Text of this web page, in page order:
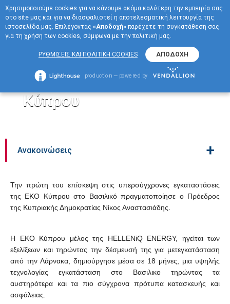
ΜΕΝΟΥ
EN
Επίσκεψη του Προέδρου
της Δημοκρατίας στις
εγκαταστάσεις της ΕΚΟ
Κύπρου
Ανακοινώσεις +
Την πρώτη του επίσκεψη στις υπερσύγχρονες εγκαταστάσεις
της ΕΚΟ Κύπρου στο Βασιλικό πραγματοποίησε ο Πρόεδρος
της Κυπριακής Δημοκρατίας Νίκος Αναστασιάδης.
Η ΕΚΟ Κύπρου μέλος της HELLENiQ ENERGY, ηγείται των
εξελίξεων και τηρώντας την δέσμευσή της για μετεγκατάσταση
από την Λάρνακα, δημιούργησε μέσα σε 18 μήνες, μια υψηλής
τεχνολογίας εγκατάσταση στο Βασιλικο τηρώντας τα
αυστηρότερα καιτα πιο σύγχρονα πρότυπα κατασκευής και
ασφάλειας.
Χρησιμοποιούμε cookies για να κάνουμε ακόμα καλύτερη την εμπειρία σας
στο site μας και για να διασφαλιστεί η αποτελεσματική λειτουργία της
ιστοσελίδα μας. Επιλέγοντας «Αποδοχή»παρέχετε τη συγκατάθεση σας
για τη χρήση των cookies, σύμφωνα με την πολιτική μας.
ΡΥΘΜΙΣΕΙΣ ΚΑΙ ΠΟΛΙΤΙΚΗ COOKIES ΑΠΟΔΟΧΗ
production — powered by